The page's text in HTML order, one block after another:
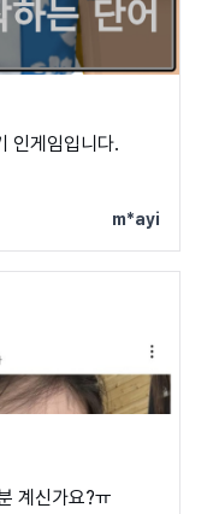
인게임입니다.
m*ayi
계신가요?ㅠ